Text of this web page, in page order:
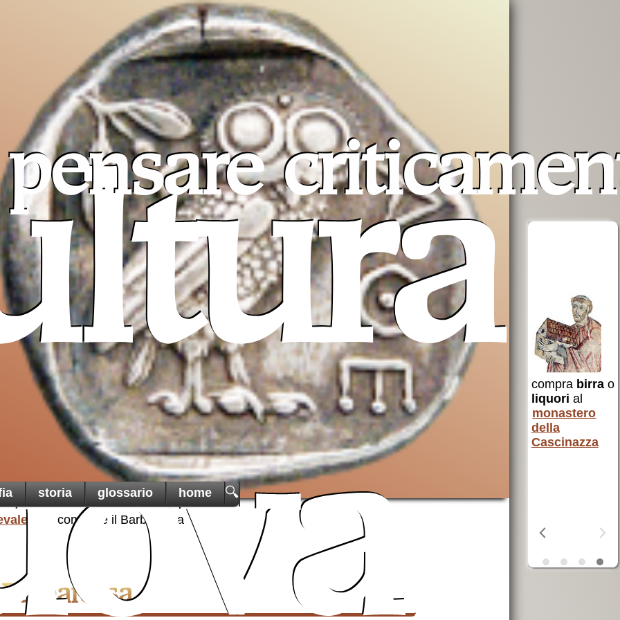
pensare
storia glossario home 🔍
I comuni e il Barbarossa
compra birrao
liquori al
monastero
della
Cascinazza
aiuta AVSI
AVSI
è in difficoltà
Opera San
Francesco
per i poveri
poveri
Pro Terra
Sancta
un aiuto a
cristiani e non
di Terra Santa
una terra
martoriata